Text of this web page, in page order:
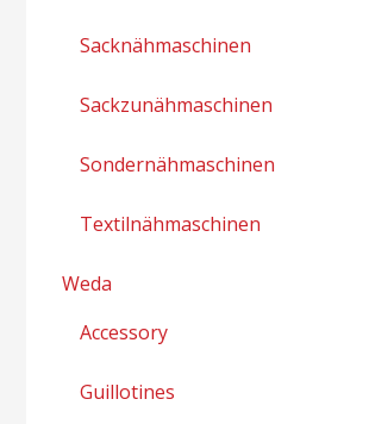
Sacknähmaschinen
Sackzunähmaschinen
Sondernähmaschinen
Textilnähmaschinen
Weda
Accessory
Guillotines